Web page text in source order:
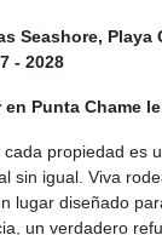
Seashore, Playa
- 2028
Punta Chame
cada propiedad es
sin igual. Viva
lugar diseñado
un verdadero